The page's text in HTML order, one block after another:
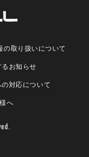
の取り扱いについて
お知らせ
対応について
へ